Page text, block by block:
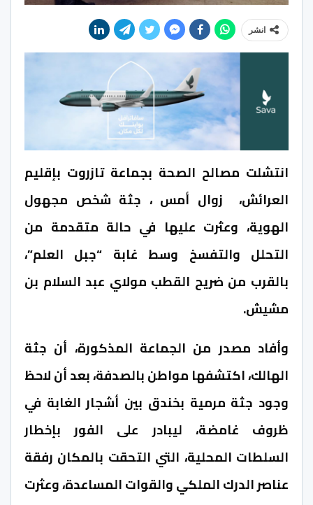
انشر
انتشلت مصالح الصحة بجماعة تازروت بإقليم
العرائش، زوال أمس ، جثة شخص مجهول
الهوية، وعثرت عليها في حالة متقدمة من
التحلل والتفسخ وسط غابة “جبل العلم”،
بالقرب من ضريح القطب مولاي عبد السلام بن
مشيش.
وأفاد مصدر من الجماعة المذكورة، أن جثة
الهالك، اكتشفها مواطن بالصدفة، بعد أن لاحظ
وجود جثة مرمية بخندق بين أشجار الغابة في
ظروف غامضة، ليبادر على الفور بإخطار
السلطات المحلية، التي التحقت بالمكان رفقة
عناصر الدرك الملكي والقوات المساعدة، وعثرت